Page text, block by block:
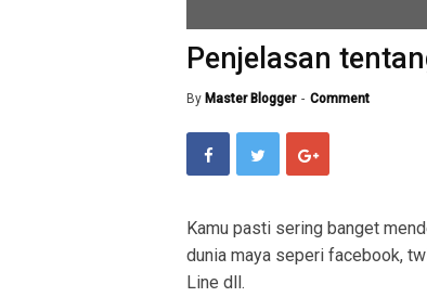
Penjelasan
By Master Blogger Comment
Kamu pasti sering banget
dunia maya seperi facebook,
Line dll.